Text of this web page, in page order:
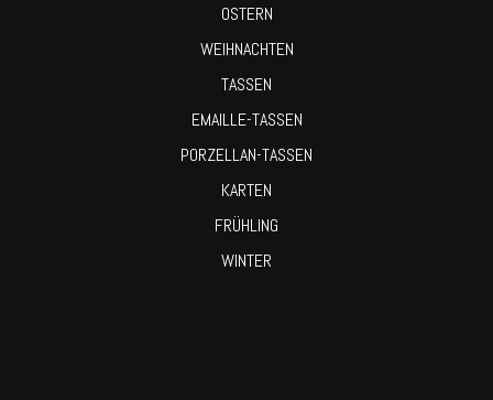
OSTERN
WEIHNACHTEN
TASSEN
EMAILLE-TASSEN
PORZELLAN-TASSEN
KARTEN
FRÜHLING
WINTER